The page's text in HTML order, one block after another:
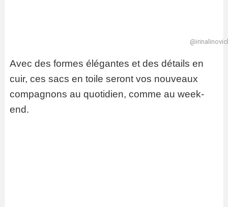
Avec des formes élégantes et des détails en
cuir, ces sacs en toile seront vos nouveaux
compagnons au quotidien, comme au week-
end.